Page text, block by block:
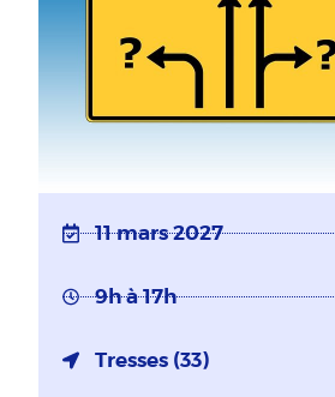
11 mars 2027
9h à 17h
Tresses (33)